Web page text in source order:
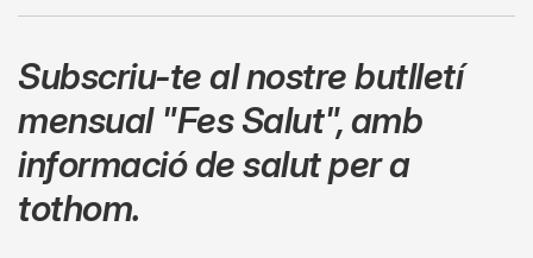
Subscriu-te al nostre butlletí
mensual "Fes Salut",amb
informació de salut per a
tothom.